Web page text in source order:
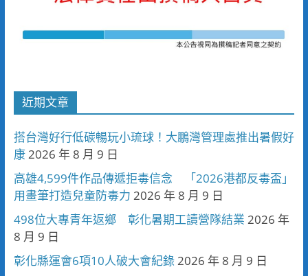
近期文章
搭台灣好行低碳暢玩小琉球！大鵬灣管理處推出暑假好
康2026 年 8 月 9 日
高雄4,599件作品傳遞拒毒信念 「2026港都反毒盃」
用畫筆打造兒童防毒力 2026 年 8 月 9 日
498位大專青年返鄉 彰化暑期工讀營隊結業 2026 年
8 月 9 日
彰化縣運會6項10人破大會紀錄2026 年 8 月 9 日